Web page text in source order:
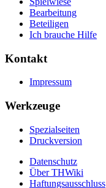
Bearbeitung
Beteiligen
Ich brauche Hilfe
Kontakt
Impressum
Werkzeuge
Spezialseiten
Druckversion
Datenschutz
Über THWiki
Haftungsausschluss